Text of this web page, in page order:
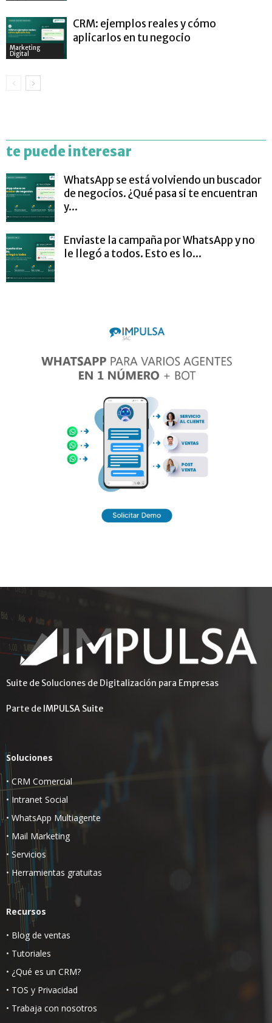
Marketing
Digital
CRM: ejemplos reales y cómo
aplicarlos en tu negocio
te puede interesar
WhatsApp se está volviendo un buscador
de negocios. ¿Qué pasa si te encuentran
y...
Enviaste la campaña por WhatsApp y no
le llegó a todos. Esto es lo...
Suite de Soluciones de Digitalización para Empresas
Parte de IMPULSA Suite
Soluciones
•CRM Comercial
• Intranet Social
• WhatsApp Multiagente
• Mail Marketing
• Servicios
• Herramientas gratuitas
Recursos
• Blog de ventas
• Tutoriales
• ¿Qué es un CRM?
• TOS y Privacidad
• Trabaja con nosotros